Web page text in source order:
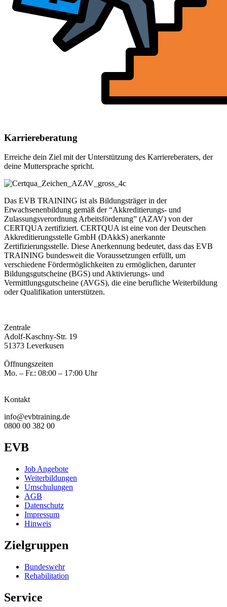
Karriereberatung
Erreiche dein Ziel mit der Unterstützung des Karriereberaters, der
deine Muttersprache spricht.
Das EVB TRAINING ist als Bildungsträger in der
Erwachsenenbildung gemäß der “Akkreditierungs- und
Zulassungsverordnung Arbeitsförderung” (AZAV) von der
CERTQUA zertifiziert. CERTQUA ist eine von der Deutschen
Akkreditierungsstelle GmbH (DAkkS) anerkannte
Zertifizierungsstelle. Diese Anerkennung bedeutet, dass das EVB
TRAINING bundesweit die Voraussetzungen erfüllt, um
verschiedene Fördermöglichkeiten zu ermöglichen, darunter
Bildungsgutscheine (BGS) und Aktivierungs- und
Vermittlungsgutscheine (AVGS), die eine berufliche Weiterbildung
oder Qualifikation unterstützen.
Zentrale
Adolf-Kaschny-Str. 19
51373 Leverkusen
Öffnungszeiten
Mo. – Fr.: 08:00 – 17:00 Uhr
Kontakt
info@evbtraining.de
0800 00 382 00
EVB
Job Angebote
Weiterbildungen
Umschulungen
AGB
Datenschutz
Impressum
Hinweis
Zielgruppen
Bundeswehr
Rehabilitation
Service